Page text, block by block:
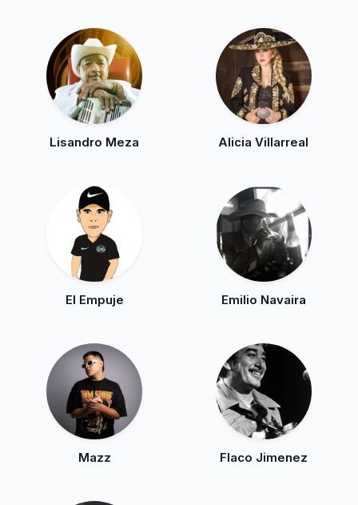
Lisandro Meza Alicia Villarreal
El Empuje Emilio Navaira
Mazz Flaco Jimenez